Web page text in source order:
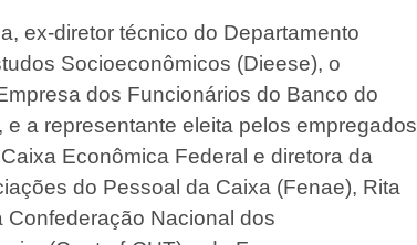
ex-diretor técnico do Departamento
Socioeconômicos (Dieese), o
dos Funcionários do Banco do
a representante eleita pelos empregados
Econômica Federal e diretora da
do Pessoal da Caixa (Fenae), Rita
Nacional dos